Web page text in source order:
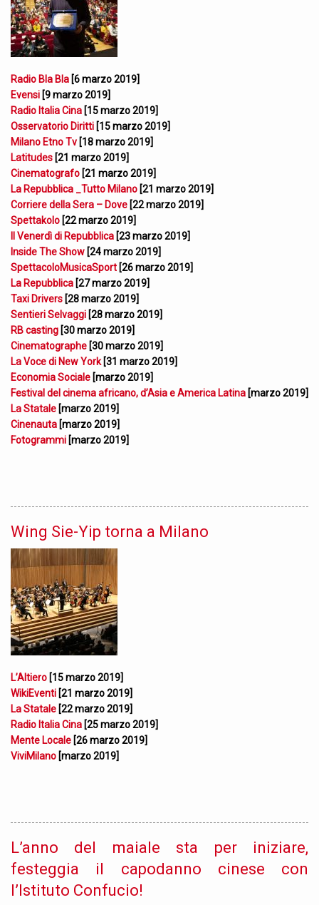
Radio Bla Bla [6 marzo 2019]
Evensi [9 marzo 2019]
Radio Italia Cina [15 marzo 2019]
Osservatorio Diritti [15 marzo 2019]
Milano Etno Tv [18 marzo 2019]
Latitudes [21 marzo 2019]
Cinematografo [21 marzo 2019]
La Repubblica _Tutto Milano [21 marzo 2019]
Corriere della Sera – Dove [22 marzo 2019]
Spettakolo [22 marzo 2019]
Il Venerdì di Repubblica [23 marzo 2019]
Inside The Show [24 marzo 2019]
SpettacoloMusicaSport [26 marzo 2019]
La Repubblica [27 marzo 2019]
Taxi Drivers [28 marzo 2019]
Sentieri Selvaggi [28 marzo 2019]
RB casting [30 marzo 2019]
Cinematographe [30 marzo 2019]
La Voce di New York [31 marzo 2019]
Economia Sociale [marzo 2019]
Festival del cinema africano, d’Asia e America Latina [marzo 2019]
La Statale [marzo 2019]
Cinenauta [marzo 2019]
Fotogrammi [marzo 2019]
Wing Sie-Yip torna a Milano
L’Altiero [15 marzo 2019]
WikiEventi [21 marzo 2019]
La Statale [22 marzo 2019]
Radio Italia Cina [25 marzo 2019]
Mente Locale [26 marzo 2019]
ViviMilano [marzo 2019]
L’anno del maiale sta per iniziare,
festeggia il capodanno cinese con
l’Istituto Confucio!